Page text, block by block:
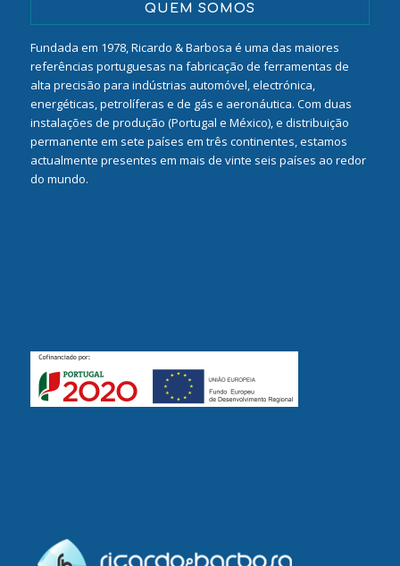
QUEM SOMOS
Fundada em 1978, Ricardo & Barbosa é uma das maiores
referências portuguesas na fabricação de ferramentas de
alta precisão para indústrias automóvel, electrónica,
energéticas, petrolíferas e de gás e aeronáutica. Com duas
instalações de produção (Portugal e México), e distribuição
permanente em sete países em três continentes, estamos
actualmente presentes em mais de vinte seis países ao redor
do mundo.